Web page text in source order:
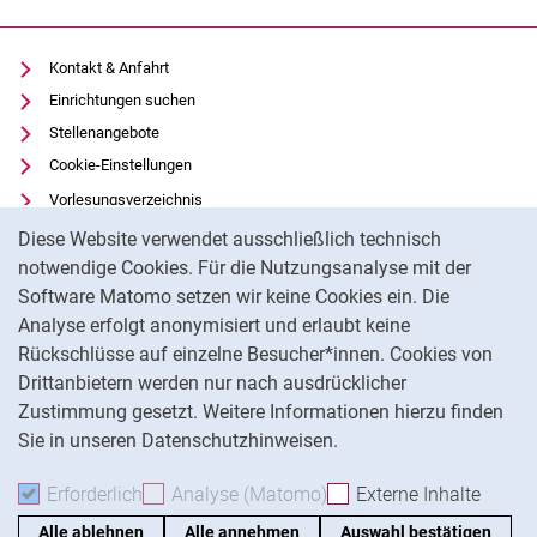
Diese Website verwendet ausschließlich technisch
notwendige Cookies. Für die Nutzungsanalyse mit der
Software Matomo setzen wir keine Cookies ein. Die
Analyse erfolgt anonymisiert und erlaubt keine
Rückschlüsse auf einzelne Besucher*innen. Cookies von
Drittanbietern werden nur nach ausdrücklicher
Zustimmung gesetzt. Weitere Informationen hierzu finden
Sie in unseren Datenschutzhinweisen.
Erforderlich Erforderliche Cookies akzeptieren
Analyse (Matomo) Analyse-Cookies
Externe Inhalte
Alle ablehnen Alle annehmen Auswahl bestätigen
Kontakt & Anfahrt
Einrichtungen suchen
Stellenangebote
Cookie-Einstellungen
Vorlesungsverzeichnis
Uni-Bibliothek
Moodle
Panopto
Datenschutz
Barrierefreiheit